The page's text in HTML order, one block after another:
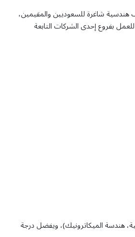
هندسية شاغرة للسعوديين والمقيمين،
بفروع إحدى الشركات التابعة
هندسة الميكاترونيك)، ويفضل درجة